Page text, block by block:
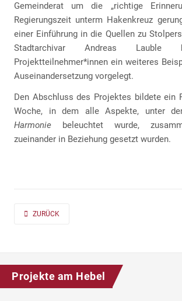
Gemeinderat um die „richtige
Regierungszeit unterm Hakenkreuz
einer Einführung in die Quellen zu
Stadtarchivar Andreas Lauble
Projektteilnehmer*innen ein weiteres
Auseinandersetzung vorgelegt.
Den Abschluss des Projektes bildete ein
Woche, in dem alle Aspekte, unter
Harmonie beleuchtet wurde,
zueinander in Beziehung gesetzt wurden.
PREVIOUS ARTICLE: AD FONTES 2019/20
ZURÜCK
Projekte am Hebel